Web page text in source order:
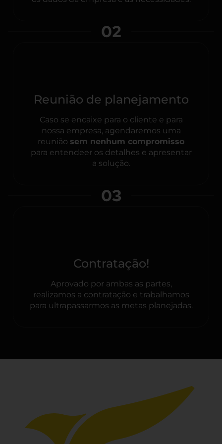
02
Reunião de planejamento
Caso se encaixe para o cliente e para
nossa empresa, agendaremos uma
reunião sem nenhum compromisso
para entendeer os detalhes e apresentar
a solução.
03
Contratação!
Aprovado por ambas as partes,
realizamos a contratação e trabalhamos
para ultrapassarmos as metas planejadas.